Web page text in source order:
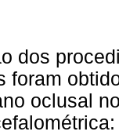
dos
foram
oclusal